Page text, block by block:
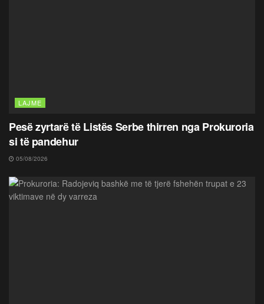
LAJME
Pesë zyrtarë të Listës Serbe thirren nga Prokuroria
si të pandehur
05/08/2026